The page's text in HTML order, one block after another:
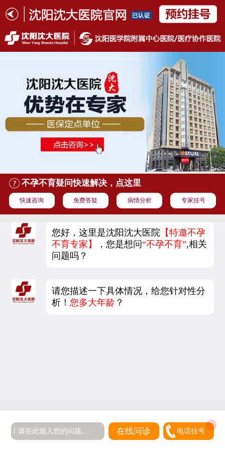
不孕不育疑问快速解决，点这里
快速咨询 免费答疑 病情分析 专家挂号
您好，这里是沈阳沈大医院 【特邀不孕
不育专家】
，您是想问“不孕不育”,相关
问题吗？
请您描述一下具体情况，给您针对性分
析！您多大年龄 ？
在线问诊 电话挂号
5